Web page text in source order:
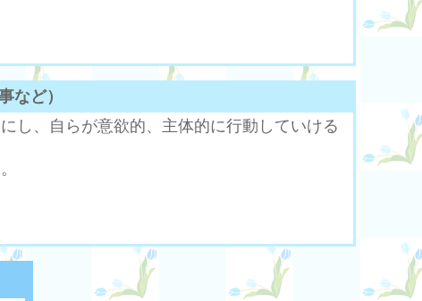
など）
し、自らが意欲的、主体的に行動していける